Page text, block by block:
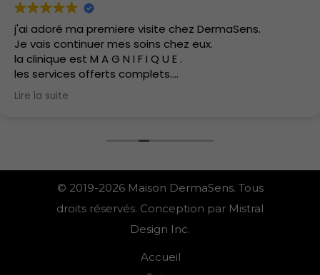
j'ai adoré ma premiere visite chez DermaSens.
Je vais continuer mes soins chez eux.
la clinique est M A G N I F I Q U E .
les services offerts complets.
J'ai hate d'y retourner.
les soins sont doux.
Lire la suite
© 2019-2026 Maison DermaSens. Tous
droits réservés. Conception par Mistral
Design Inc.
Accueil